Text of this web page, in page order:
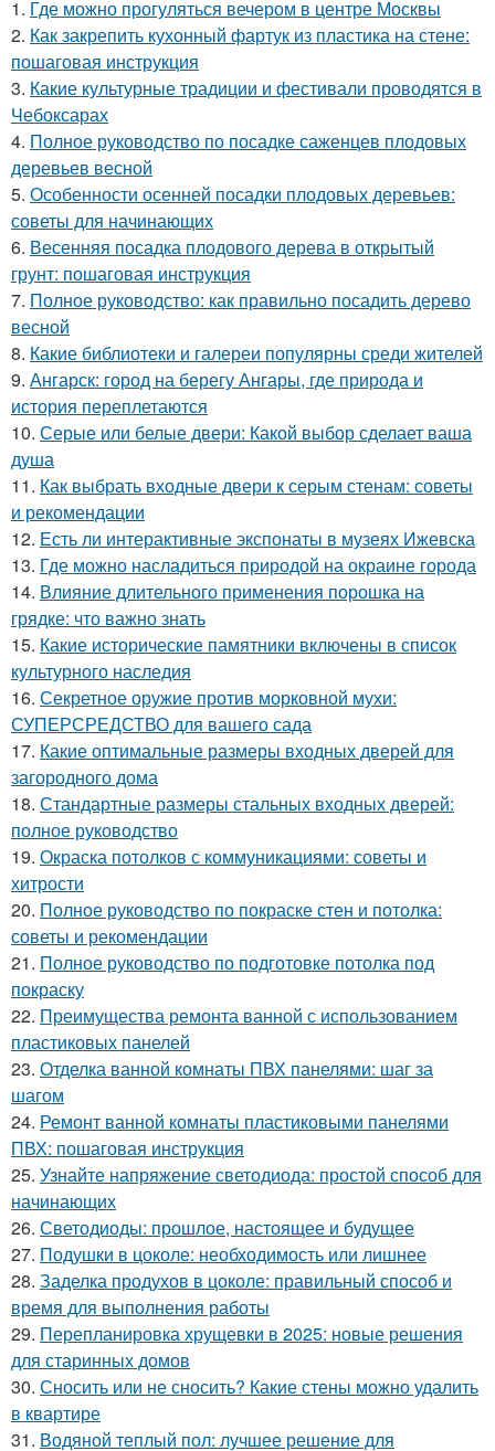
1. Где можно прогуляться вечером в центре Москвы
2. Как закрепить кухонный фартук из пластика на стене:
пошаговая инструкция
3. Какие культурные традиции и фестивали проводятся в
Чебоксарах
4. Полное руководство по посадке саженцев плодовых
деревьев весной
5. Особенности осенней посадки плодовых деревьев:
советы для начинающих
6. Весенняя посадка плодового дерева в открытый
грунт: пошаговая инструкция
7. Полное руководство: как правильно посадить дерево
весной
8. Какие библиотеки и галереи популярны среди жителей
9. Ангарск: город на берегу Ангары, где природа и
история переплетаются
10. Серые или белые двери: Какой выбор сделает ваша
душа
11. Как выбрать входные двери к серым стенам: советы
и рекомендации
12. Есть ли интерактивные экспонаты в музеях Ижевска
13. Где можно насладиться природой на окраине города
14. Влияние длительного применения порошка на
грядке: что важно знать
15. Какие исторические памятники включены в список
культурного наследия
16. Секретное оружие против морковной мухи:
СУПЕРСРЕДСТВО для вашего сада
17. Какие оптимальные размеры входных дверей для
загородного дома
18. Стандартные размеры стальных входных дверей:
полное руководство
19. Окраска потолков с коммуникациями: советы и
хитрости
20. Полное руководство по покраске стен и потолка:
советы и рекомендации
21. Полное руководство по подготовке потолка под
покраску
22. Преимущества ремонта ванной с использованием
пластиковых панелей
23. Отделка ванной комнаты ПВХ панелями: шаг за
шагом
24. Ремонт ванной комнаты пластиковыми панелями
ПВХ: пошаговая инструкция
25. Узнайте напряжение светодиода: простой способ для
начинающих
26. Светодиоды: прошлое, настоящее и будущее
27. Подушки в цоколе: необходимость или лишнее
28. Заделка продухов в цоколе: правильный способ и
время для выполнения работы
29. Перепланировка хрущевки в 2025: новые решения
для старинных домов
30. Сносить или не сносить? Какие стены можно удалить
в квартире
31. Водяной теплый пол: лучшее решение для